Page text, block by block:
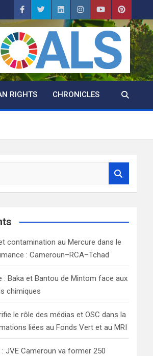
RIGHTS CHRONICLES
contamination au Mercure dans le
: Cameroun–RCA–Tchad
: Baka et Bantou de Mintom face aux
chimiques
le rôle des médias et OSC dans la
liées au Fonds Vert et au MRI
JVE Cameroun va former 250